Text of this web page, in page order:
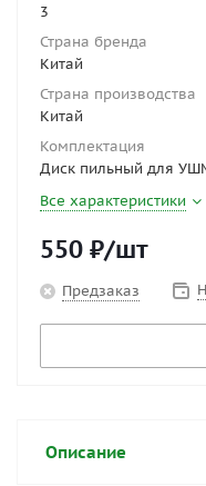
3
Страна бренда
Китай
Страна производства
Китай
Комплектация
Диск пильный для
Все характеристики
550 ₽/шт
Предзаказ
Описание